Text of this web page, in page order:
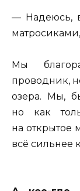
— Надеюсь,
Мы
проводник,
озера. Мы,
но как
на открытое
всё сильнее